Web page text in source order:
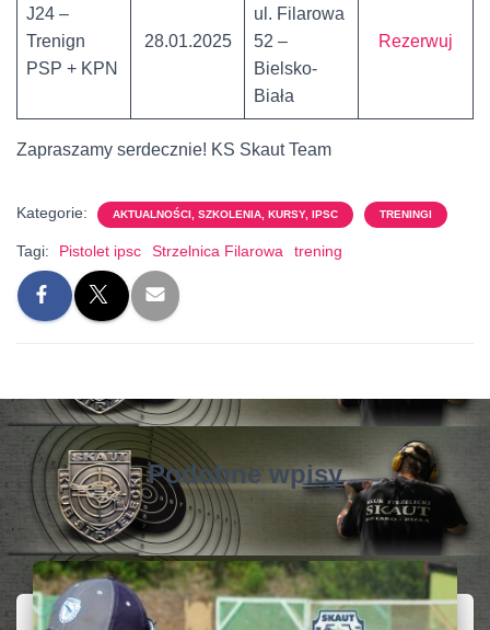
J24 –
Trenign
PSP + KPN
28.01.2025
ul. Filarowa
52 –
Bielsko-
Biała
Rezerwuj
Zapraszamy serdecznie! KS Skaut Team
Kategorie: AKTUALNOŚCI, SZKOLENIA, KURSY, IPSC TRENINGI
Tagi: Pistolet ipsc Strzelnica Filarowa trening
Podobne wpisy